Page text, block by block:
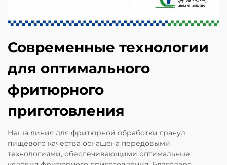
Современные технологии
для оптимального
фритюрного
приготовления
Наша линия для фритюрной обработки гранул
пищевого качества оснащена передовыми
технологиями, обеспечивающими оптимальные